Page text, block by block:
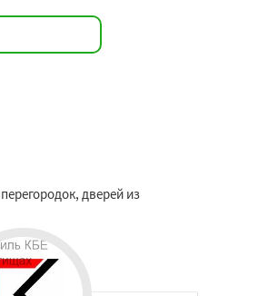
дверей из